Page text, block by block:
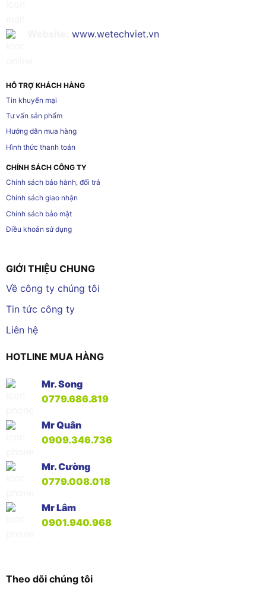
www.wetechviet.vn
HỖ TRỢ KHÁCH HÀNG
Tin khuyến mại
Tư vấn sản phẩm
Hướng dẫn mua hàng
Hình thức thanh toán
CHÍNH SÁCH CÔNG TY
Chính sách bảo hành, đổi trả
Chính sách giao nhận
Chính sách bảo mật
Điều khoản sử dụng
GIỚI THIỆU CHUNG
Về công ty chúng tôi
Tin tức công ty
Liên hệ
HOTLINE MUA HÀNG
Mr. Song
0779.686.819
Mr Quân
0909.346.736
Mr. Cường
0779.008.018
Mr Lâm
0901.940.968
Theo dõi chúng tôi